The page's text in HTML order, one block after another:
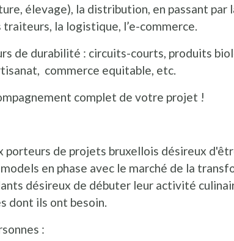
élevage), la distribution, en passant par
la logistique, l’e-commerce.
de durabilité : circuits-courts, produits
commerce equitable, etc.
complet de votre projet !
porteurs de projets bruxellois désireux
en phase avec le marché de la
désireux de débuter leur activité
dont ils ont besoin.
: